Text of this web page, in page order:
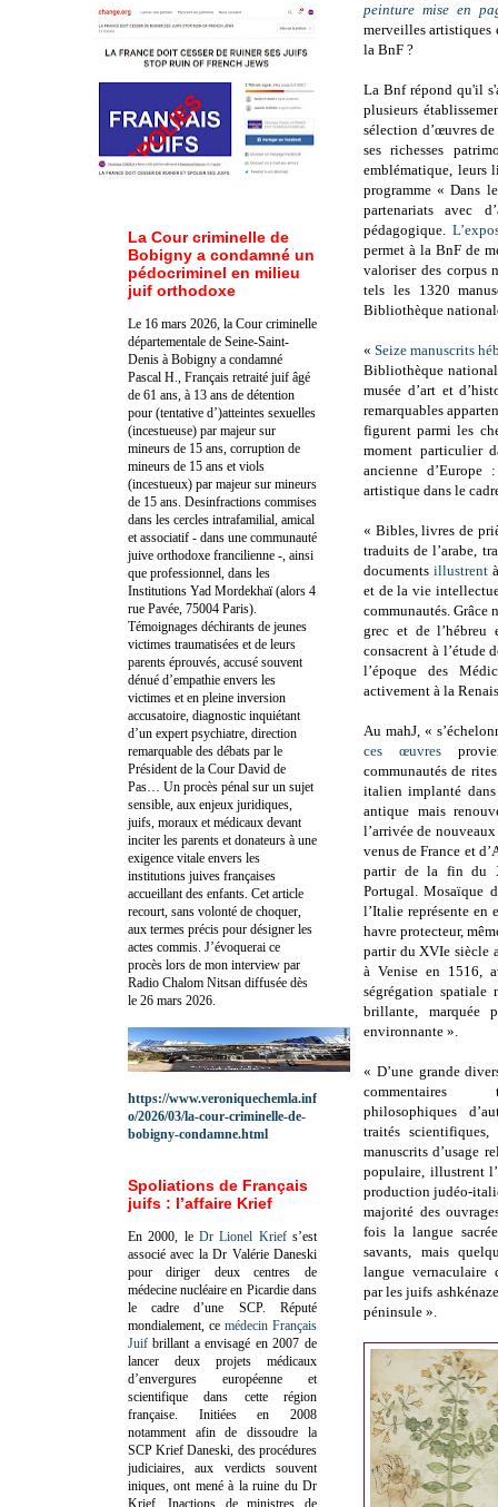
peinture mise en
merveilles artistiques
la BnF ?
La Bnf répond qu'il
plusieurs
sélection d’œuvres
ses richesses
emblématique, leurs
programme « Dans
partenariats avec
pédagogique.
permet à la BnF de
valoriser des corpus
tels les 1320
Bibliothèque
« Seize manuscrits
Bibliothèque
musée d’art et
remarquables
figurent parmi les
moment particulier
ancienne
artistique dans le
« Bibles, livres de
traduits de l’arabe,
documents illustrent
et de la vie
communautés. Grâce
grec et de l’hébreu
consacrent à l’étude
l’époque des
activement à la
Au mahJ, «
ces œuvres
communautés de
italien implanté
antique mais
l’arrivée de
venus de France et
partir de la fin du
Portugal. Mosaïque
l’Italie représente en
havre protecteur,
partir du XVIe siècle
à Venise en 1516,
ségrégation spatiale
brillante, marquée
environnante ».
« D’une grande
commentaires
philosophiques
traités
manuscrits d’usage
populaire, illustrent
production judéo-
majorité des
fois la langue
savants, mais
langue vernaculaire
par les juifs
péninsule ».
La Cour criminelle de
Bobigny a condamné un
pédocriminel en milieu
juif orthodoxe
Le 16 mars 2026, la Cour criminelle
départementale de Seine-Saint-
Denis à Bobigny a condamné
Pascal H., Français retraité juif âgé
de 61 ans, à 13 ans de détention
pour (tentative d’)atteintes sexuelles
(incestueuse) par majeur sur
mineurs de 15 ans, corruption de
mineurs de 15 ans et viols
(incestueux) par majeur sur mineurs
de 15 ans. Desinfractions commises
dans les cercles intrafamilial, amical
et associatif - dans une communauté
juive orthodoxe francilienne -, ainsi
que professionnel, dans les
Institutions Yad Mordekhaï (alors 4
rue Pavée, 75004 Paris).
Témoignages déchirants de jeunes
victimes traumatisées et de leurs
parents éprouvés, accusé souvent
dénué d’empathie envers les
victimes et en pleine inversion
accusatoire, diagnostic inquiétant
d’un expert psychiatre, direction
remarquable des débats par le
Président de la Cour David de
Pas… Un procès pénal sur un sujet
sensible, aux enjeux juridiques,
juifs, moraux et médicaux devant
inciter les parents et donateurs à une
exigence vitale envers les
institutions juives françaises
accueillant des enfants. Cet article
recourt, sans volonté de choquer,
aux termes précis pour désigner les
actes commis. J’évoquerai ce
procès lors de mon interview par
Radio Chalom Nitsan diffusée dès
le 26 mars 2026.
https://www.veroniquechemla.inf
o/2026/03/la-cour-criminelle-de-
bobigny-condamne.html
Spoliations de Français
juifs : l’affaire Krief
En 2000, le Dr Lionel Kriefs’est
associé avec la Dr Valérie Daneski
pour diriger deux centres de
médecine nucléaire en Picardie dans
le cadre d’une SCP. Réputé
mondialement, ce médecin Français
Juif brillant a envisagé en 2007 de
lancer deux projets médicaux
d’envergures européenne et
scientifique dans cette région
française. Initiées en 2008
notamment afin de dissoudre la
SCP Krief Daneski, des procédures
judiciaires, aux verdicts souvent
iniques, ont mené à la ruine du Dr
Krief.Inactions de ministres de